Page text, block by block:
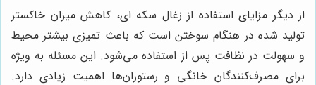
از دیگر مزایای استفاده از زغال سکه ای، کاهش میزان خاکستر
تولید شده در هنگام سوختن است که باعث تمیزی بیشتر محیط
و سهولت در نظافت پس از استفاده می‌شود. این مسئله به ویژه
برای مصرف‌کنندگان خانگی و رستوران‌ها اهمیت زیادی دارد.